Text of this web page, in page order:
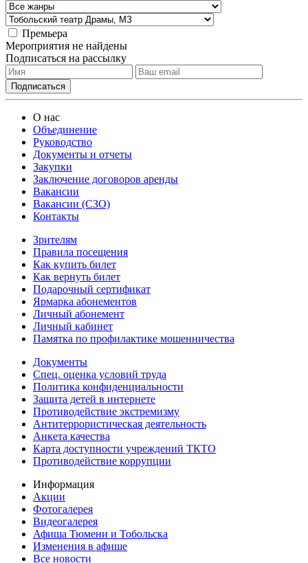
Премьера
Мероприятия не найдены
Подписаться на рассылку
О нас
Объединение
Руководство
Документы и отчеты
Закупки
Заключение договоров аренды
Вакансии
Вакансии (СЗО)
Контакты
Зрителям
Правила посещения
Как купить билет
Как вернуть билет
Подарочный сертификат
Ярмарка абонементов
Личный абонемент
Личный кабинет
Памятка по профилактике мошенничества
Документы
Спец. оценка условий труда
Политика конфиденциальности
Защита детей в интернете
Противодействие экстремизму
Антитеррористическая деятельность
Анкета качества
Карта доступности учреждений ТКТО
Противодействие коррупции
Информация
Акции
Фотогалерея
Видеогалерея
Афиша Тюмени и Тобольска
Изменения в афише
Все новости